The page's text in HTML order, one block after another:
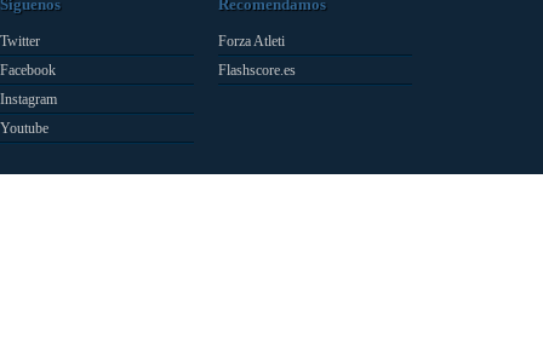
Síguenos
Twitter
Facebook
Instagram
Youtube
Recomendamos
Forza Atleti
Flashscore.es